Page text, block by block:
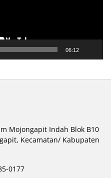
06:12
Mojongapit Indah Blok B10
Kecamatan/ Kabupaten
0177